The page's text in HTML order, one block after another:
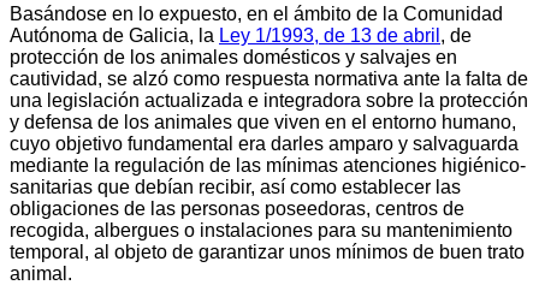
Basándose en lo expuesto, en el ámbito de la Comunidad
Autónoma de Galicia, la Ley 1/1993, de 13 de abril , de
protección de los animales domésticos y salvajes en
cautividad, se alzó como respuesta normativa ante la falta de
una legislación actualizada e integradora sobre la protección
y defensa de los animales que viven en el entorno humano,
cuyo objetivo fundamental era darles amparo y salvaguarda
mediante la regulación de las mínimas atenciones higiénico-
sanitarias que debían recibir, así como establecer las
obligaciones de las personas poseedoras, centros de
recogida, albergues o instalaciones para su mantenimiento
temporal, al objeto de garantizar unos mínimos de buen trato
animal.